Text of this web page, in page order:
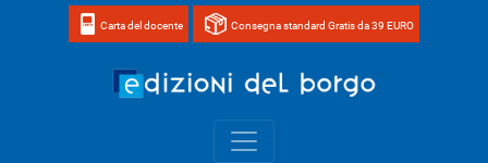
Carta del docente Consegna standard Gratis da 39 EURO